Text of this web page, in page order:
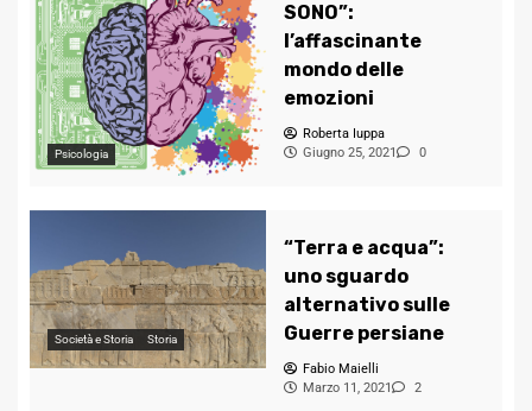
Psicologia
SONO”:
l’affascinante
mondo delle
emozioni
Roberta Iuppa
Giugno 25, 2021
0
Società e Storia Storia
“Terra e acqua”:
uno sguardo
alternativo sulle
Guerre persiane
Fabio Maielli
Marzo 11, 2021
2